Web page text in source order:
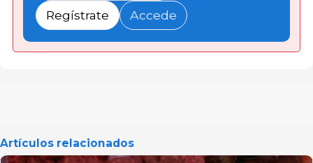
Regístrate Accede
Artículos relacionados